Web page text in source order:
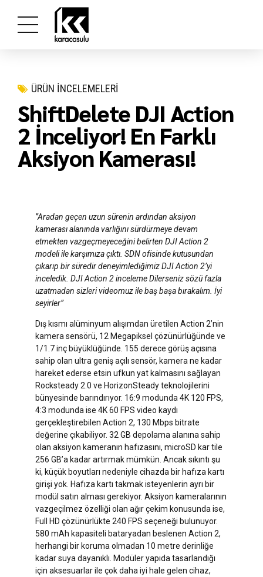
ÜRÜN İNCELEMELERİ
ShiftDelete DJI Action
2 İnceliyor! En Farklı
Aksiyon Kamerası!
”Aradan geçen uzun sürenin ardından aksiyon
kamerası alanında varlığını sürdürmeye devam
etmekten vazgeçmeyeceğini belirten DJI Action 2
modeli ile karşımıza çıktı. SDN ofisinde kutusundan
çıkarıp bir süredir deneyimlediğimiz DJI Action 2’yi
inceledik. DJI Action 2 inceleme Dilerseniz sözü fazla
uzatmadan sizleri videomuz ile baş başa bırakalım. İyi
seyirler”
Dış kısmı alüminyum alışımdan üretilen Action 2’nin
kamera sensörü, 12 Megapiksel çözünürlüğünde ve
1/1.7 inç büyüklüğünde. 155 derece görüş açısına
sahip olan ultra geniş açılı sensör, kamera ne kadar
hareket ederse etsin ufkun yat kalmasını sağlayan
Rocksteady 2.0 ve HorizonSteady teknolojilerini
bünyesinde barındırıyor. 16:9 modunda 4K 120 FPS,
4:3 modunda ise 4K 60 FPS video kaydı
gerçekleştirebilen Action 2, 130 Mbps bitrate
değerine çıkabiliyor. 32 GB depolama alanına sahip
olan aksiyon kameranın hafızasını, microSD kar tile
256 GB’a kadar artırmak mümkün. Ancak sıkıntı şu
ki, küçük boyutları nedeniyle cihazda bir hafıza kartı
girişi yok. Hafıza kartı takmak isteyenlerin ayrı bir
modül satın alması gerekiyor. Aksiyon kameralarının
vazgeçilmez özelliği olan ağır çekim konusunda ise,
Full HD çözünürlükte 240 FPS seçeneği bulunuyor.
580 mAh kapasiteli bataryadan beslenen Action 2,
herhangi bir koruma olmadan 10 metre derinliğe
kadar suya dayanıklı. Modüler yapıda tasarlandığı
için aksesuarlar ile çok daha iyi hale gelen cihaz,